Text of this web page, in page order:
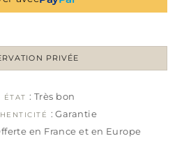
PRIVÉE
ÉTAT : Très bon
: Garantie
en France et en Europe